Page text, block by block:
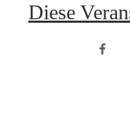
Diese